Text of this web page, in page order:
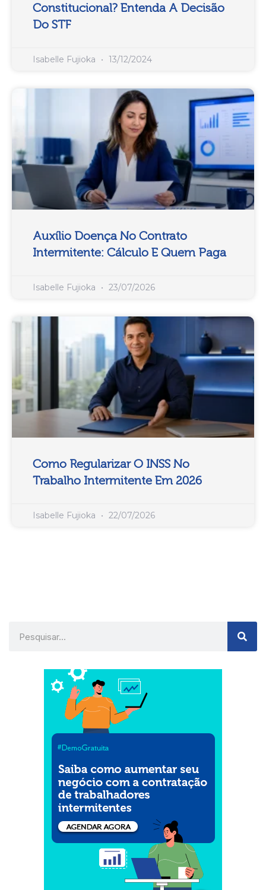
Constitucional? Entenda A Decisão
Do STF
Isabelle Fujioka 13/12/2024
Auxílio Doença No Contrato
Intermitente: Cálculo E Quem Paga
Isabelle Fujioka 23/07/2026
Como Regularizar O INSS No
Trabalho Intermitente Em 2026
Isabelle Fujioka 22/07/2026